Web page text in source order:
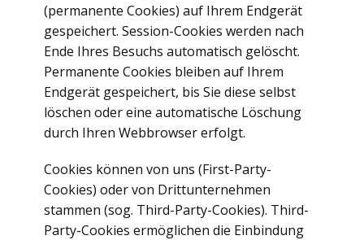
(permanente Cookies) auf Ihrem Endgerät
gespeichert. Session-Cookies werden nach
Ende Ihres Besuchs automatisch gelöscht.
Permanente Cookies bleiben auf Ihrem
Endgerät gespeichert, bis Sie diese selbst
löschen oder eine automatische Löschung
durch Ihren Webbrowser erfolgt.
Cookies können von uns (First-Party-
Cookies) oder von Drittunternehmen
stammen (sog. Third-Party-Cookies). Third-
Party-Cookies ermöglichen die Einbindung